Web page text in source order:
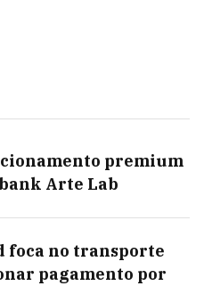
premium
Arte Lab
foca no transporte
pagamento por